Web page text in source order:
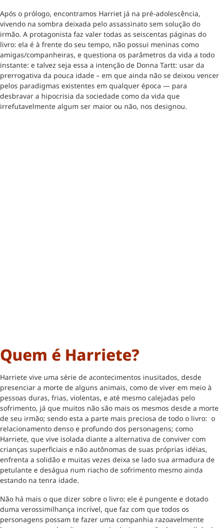
Após o prólogo, encontramos Harriet já na pré-adolescência,
vivendo na sombra deixada pelo assassinato sem solução do
irmão. A protagonista faz valer todas as seiscentas páginas do
livro: ela é à frente do seu tempo, não possui meninas como
amigas/companheiras, e questiona os parâmetros da vida a todo
instante: e talvez seja essa a intenção de Donna Tartt: usar da
prerrogativa da pouca idade – em que ainda não se deixou vencer
pelos paradigmas existentes em qualquer época — para
desbravar a hipocrisia da sociedade como da vida que
irrefutavelmente algum ser maior ou não, nos designou.
Quem é Harriete?
Harriete vive uma série de acontecimentos inusitados, desde
presenciar a morte de alguns animais, como de viver em meio à
pessoas duras, frias, violentas, e até mesmo calejadas pelo
sofrimento, já que muitos não são mais os mesmos desde a morte
de seu irmão; sendo esta a parte mais preciosa de todo o livro: o
relacionamento denso e profundo dos personagens; como
Harriete, que vive isolada diante a alternativa de conviver com
crianças superficiais e não autônomas de suas próprias idéias,
enfrenta a solidão e muitas vezes deixa se lado sua armadura de
petulante e deságua num riacho de sofrimento mesmo ainda
estando na tenra idade.
Não há mais o que dizer sobre o livro: ele é pungente e dotado
duma verossimilhança incrível, que faz com que todos os
personagens possam te fazer uma companhia razoavelmente